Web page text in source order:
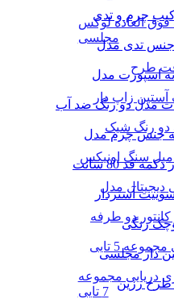
العاده لوکس
مجلسی
آستین زاپ دار
دو رنگ شیک
سنگ اونیکس
5 تایی
دریایی مجموعه
7 تایی
چرم و تدی
مدل دو رنگ ضد آب
قد 80 سانت
آستردار
رنگی
دار مجلسی
طرح رزین